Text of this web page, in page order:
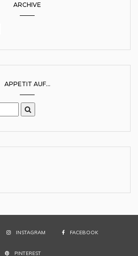
ARCHIVE
APPETIT AUF...
INSTAGRAM FACEBOOK
PINTEREST